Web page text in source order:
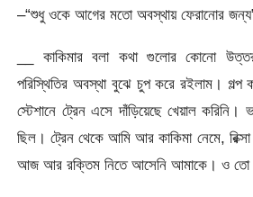
–“শুধু ওকে আগের মতো অবস্থায় ফেরানোর
__ কাকিমার বলা কথা গুলোর কোনো
পরিস্থিতির অবস্থা বুঝে চুপ করে রইলাম। গল্প
স্টেশানে ট্রেন এসে দাঁড়িয়েছে খেয়াল
ছিল। ট্রেন থেকে আমি আর কাকিমা নেমে, রিক্সা
আজ আর রক্তিম নিতে আসেনি আমাকে। ও তো